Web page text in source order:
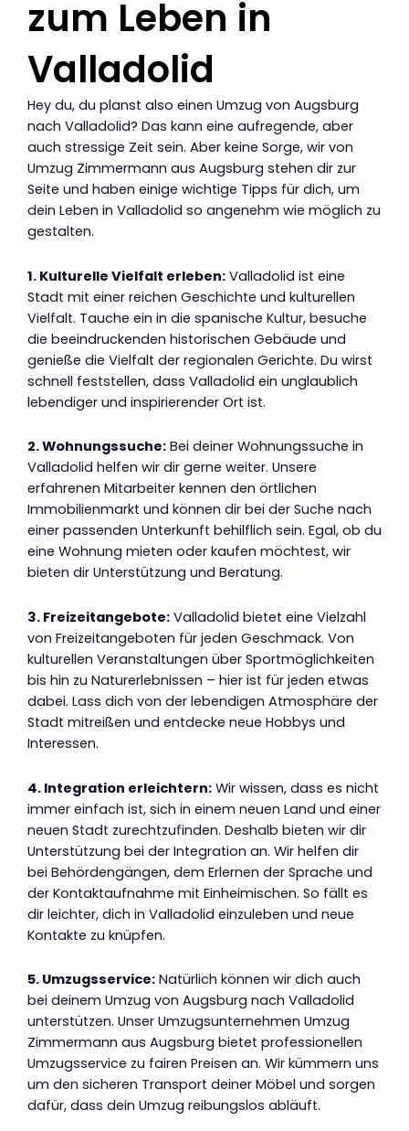
zum Leben in
Valladolid
Hey du, du planst also einen Umzug von Augsburg
nach Valladolid? Das kann eine aufregende, aber
auch stressige Zeit sein. Aber keine Sorge, wir von
Umzug Zimmermann aus Augsburg stehen dir zur
Seite und haben einige wichtige Tipps für dich, um
dein Leben in Valladolid so angenehm wie möglich zu
gestalten.
1. Kulturelle Vielfalt erleben: Valladolid ist eine
Stadt mit einer reichen Geschichte und kulturellen
Vielfalt. Tauche ein in die spanische Kultur, besuche
die beeindruckenden historischen Gebäude und
genieße die Vielfalt der regionalen Gerichte. Du wirst
schnell feststellen, dass Valladolid ein unglaublich
lebendiger und inspirierender Ort ist.
2. Wohnungssuche: Bei deiner Wohnungssuche in
Valladolid helfen wir dir gerne weiter. Unsere
erfahrenen Mitarbeiter kennen den örtlichen
Immobilienmarkt und können dir bei der Suche nach
einer passenden Unterkunft behilflich sein. Egal, ob du
eine Wohnung mieten oder kaufen möchtest, wir
bieten dir Unterstützung und Beratung.
3. Freizeitangebote: Valladolid bietet eine Vielzahl
von Freizeitangeboten für jeden Geschmack. Von
kulturellen Veranstaltungen über Sportmöglichkeiten
bis hin zu Naturerlebnissen – hier ist für jeden etwas
dabei. Lass dich von der lebendigen Atmosphäre der
Stadt mitreißen und entdecke neue Hobbys und
Interessen.
4. Integration erleichtern: Wir wissen, dass es nicht
immer einfach ist, sich in einem neuen Land und einer
neuen Stadt zurechtzufinden. Deshalb bieten wir dir
Unterstützung bei der Integration an. Wir helfen dir
bei Behördengängen, dem Erlernen der Sprache und
der Kontaktaufnahme mit Einheimischen. So fällt es
dir leichter, dich in Valladolid einzuleben und neue
Kontakte zu knüpfen.
5. Umzugsservice: Natürlich können wir dich auch
bei deinem Umzug von Augsburg nach Valladolid
unterstützen. Unser Umzugsunternehmen Umzug
Zimmermann aus Augsburg bietet professionellen
Umzugsservice zu fairen Preisen an. Wir kümmern uns
um den sicheren Transport deiner Möbel und sorgen
dafür, dass dein Umzug reibungslos abläuft.